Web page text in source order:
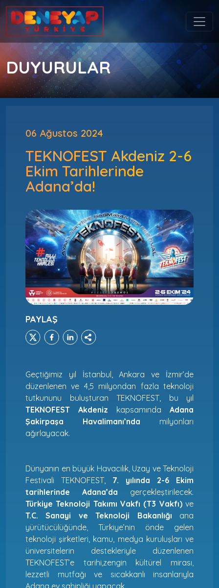
DUYURULAR
06 Ağustos 2024
TEKNOFEST Akdeniz 2-6
Ekim Tarihlerinde
Adana’da!
PAYLAŞ
Geçtiğimiz yıl İstanbul, Ankara ve İzmir’de
düzenlenen ve 4,5 milyondan fazla teknoloji
tutkununu buluşturan TEKNOFEST, bu yıl
TEKNOFEST Akdeniz kapsamında Adana
Şakirpaşa Havalimanı’nda milyonları
ağırlayacak.
Dünyanın en büyük Havacılık, Uzay ve Teknoloji
Festivali TEKNOFEST, 7. yılında 2-6 Ekim
tarihlerinde Adana’da gerçekleştirilecek.
Türkiye Teknoloji Takımı Vakfı (T3 Vakfı)ve
T.C. Sanayi ve Teknoloji Bakanlığı ana
yürütücülüğünde, Türkiye’nin önde gelen
teknoloji şirketleri, kamu, medya kuruluşları ve
üniversitelerin destekleriyle düzenlenen
TEKNOFEST’e tarihi,zengin kültürel mirası,
lezzetli mutfağı ve sıcakkanlı insanlarıyla
Adana ev sahipliği yapacak.